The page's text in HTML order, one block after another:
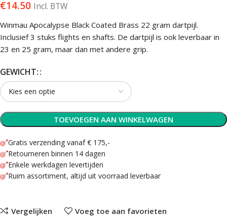
€14.50 Incl. BTW
Winmau Apocalypse Black Coated Brass 22 gram dartpijl.
Inclusief 3 stuks flights en shafts. De dartpijl is ook leverbaar in
23 en 25 gram, maar dan met andere grip.
GEWICHT:
TOEVOEGEN AAN WINKELWAGEN
Gratis verzending vanaf € 175,-
Retourneren binnen 14 dagen
Enkele werkdagen levertijden
Ruim assortiment, altijd uit voorraad leverbaar
Vergelijken Voeg toe aan favorieten